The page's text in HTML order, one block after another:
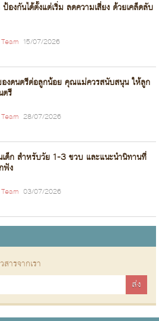
องกันได้ตั้งแต่เริ่ม ลดความเสี่ยง ด้วยเคล็ดลับ
15/07/2026
องดนตรีต่อลูกน้อย คุณแม่ควรสนับสนุน ให้ลูก
ตรี
28/07/2026
เด็ก สำหรับวัย 1-3 ขวบ และแนะนำนิทานที่
ฟัง
03/07/2026
ารจากเรา